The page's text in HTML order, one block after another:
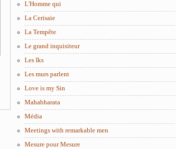
L'Homme qui
La Cerisaie
La Tempête
Le grand inquisiteur
Les Iks
Les murs parlent
Love is my Sin
Mahabharata
Média
Meetings with remarkable men
Mesure pour Mesure